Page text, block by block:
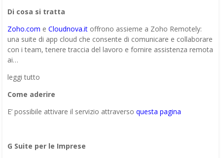
Di cosa si tratta
Zoho.com e Cloudnova.it offrono assieme a Zoho Remotely:
una suite di app cloud che consente di comunicare e collaborare
con i team, tenere traccia del lavoro e fornire assistenza remota
ai…
leggi tutto
Come aderire
E’ possibile attivare il servizio attraverso questa pagina
G Suite per le Imprese